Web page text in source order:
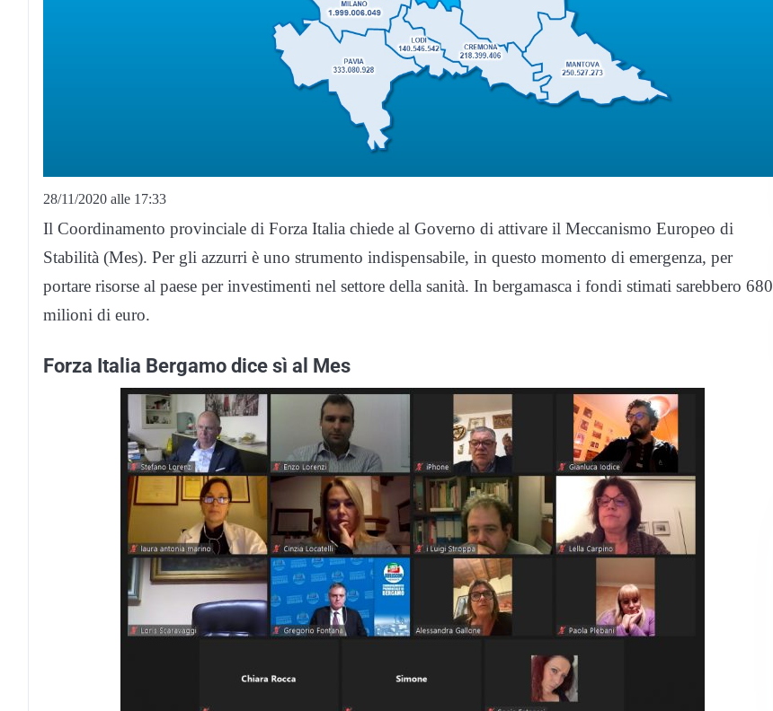
28/11/2020 alle 17:33
Il Coordinamento provinciale di Forza Italia chiede al Governo di attivare il Meccanismo Europeo di
Stabilità (Mes). Per gli azzurri è uno strumento indispensabile, in questo momento di emergenza, per
portare risorse al paese per investimenti nel settore della sanità. In bergamasca i fondi stimati sarebbero 680
milioni di euro.
Forza Italia Bergamo dice sì al Mes